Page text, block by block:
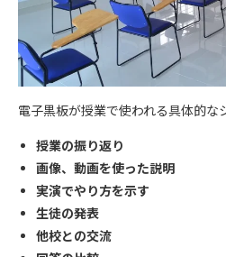
電子黒板が授業で使われる具体的な
授業の振り返り
画像、動画を使った説明
実演でやり方を示す
生徒の発表
他校との交流